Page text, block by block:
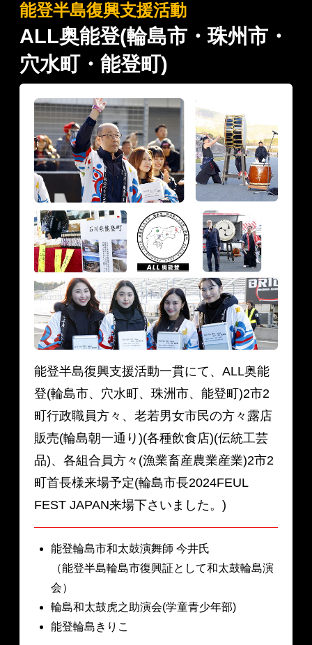
能登半島復興支援活動
ALL奥能登(輪島市・珠州市・
穴水町・能登町)
能登半島復興支援活動一貫にて、ALL奥能
登(輪島市、穴水町、珠洲市、能登町)2市2
町行政職員方々、老若男女市民の方々露店
販売(輪島朝一通り)(各種飲食店)(伝統工芸
品)、各組合員方々(漁業畜産農業産業)2市2
町首長様来場予定(輪島市長2024FEUL
FEST JAPAN来場下さいました。)
能登輪島市和太鼓演舞師 今井氏
（能登半島輪島市復興証として和太鼓輪島演
会）
輪島和太鼓虎之助演会(学童青少年部)
能登輪島きりこ